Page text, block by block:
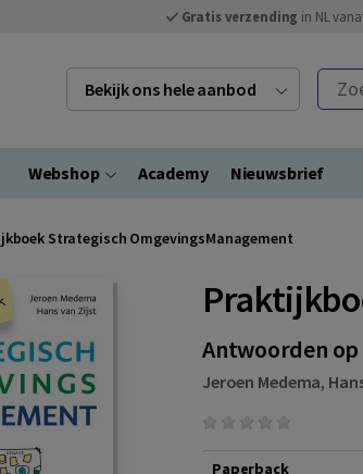
Gratis verzending in NL
Bekijk ons hele aanbod
Webshop Academy Nieuwsbrief
Strategisch OmgevingsManagement
Antwoorden
Jeroen Medema,
Paperback